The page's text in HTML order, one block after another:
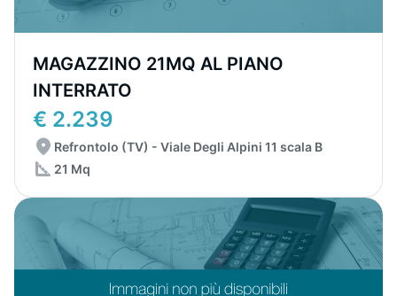
MAGAZZINO 21MQ AL PIANO
INTERRATO
€ 2.239
Refrontolo (TV) - Viale Degli Alpini 11 scala B
21 Mq